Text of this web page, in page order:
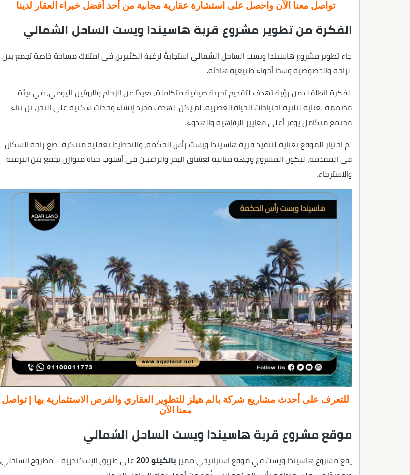
تواصل معنا الآن واحصل على استشارة عقارية مجانية من أحد أفضل خبراء العقار لدينا
الفكرة من تطوير مشروع قرية هاسيندا ويست الساحل الشمالي
جاء تطوير مشروع هاسيندا ويست الساحل الشمالي استجابةً لرغبة الكثيرين في امتلاك مساحة خاصة تجمع بين
الراحة والخصوصية وسط أجواء طبيعية هادئة.
الفكرة انطلقت من رؤية تهدف لتقديم تجربة صيفية متكاملة، بعيدًا عن الزحام والروتين اليومي، في بيئة
مصممة بعناية لتلبية احتياجات الحياة العصرية. لم يكن الهدف مجرد إنشاء وحدات سكنية على البحر، بل بناء
مجتمع متكامل يوفر أعلى معايير الرفاهية والهدوء.
تم اختيار الموقع بعناية لتنفيذ قرية هاسيندا ويست رأس الحكمة، والتخطيط بعقلية مبتكرة تضع راحة السكان
في المقدمة، ليكون المشروع وجهة مثالية لعشاق البحر والراغبين في أسلوب حياة متوازن يجمع بين الترفيه
والاسترخاء.
للتعرف على أحدث مشاريع شركة بالم هيلز للتطوير العقاري والفرص الاستثمارية بها | تواصل
معنا الآن
موقع مشروع قرية هاسيندا ويست الساحل الشمالي
يقع مشروع هاسيندا ويست في موقع استراتيجي مميز بالكيلو 200
على طريق الإسكندرية – مطروح الساحلي،